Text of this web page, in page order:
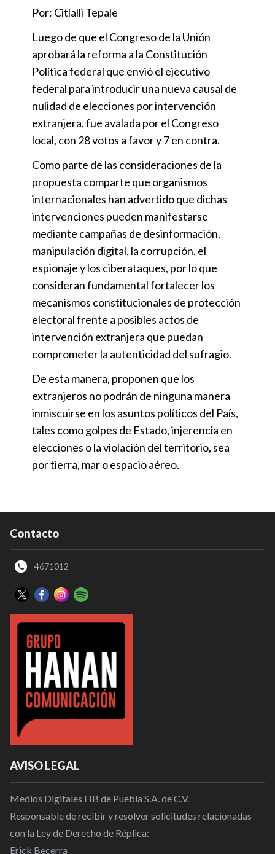
Por: Citlalli Tepale
Luego de que el Congreso de la Unión
aprobará la reforma a la Constitución
Política federal que envió el ejecutivo
federal para introducir una nueva causal de
nulidad de elecciones por intervención
extranjera, fue avalada por el Congreso
local, con 28 votos a favor y 7 en contra.
Como parte de las consideraciones de la
propuesta comparte que organismos
internacionales han advertido que dichas
intervenciones pueden manifestarse
mediante campañas de desinformación,
manipulación digital, la corrupción, el
espionaje y los ciberataques, por lo que
consideran fundamental fortalecer los
mecanismos constitucionales de protección
electoral frente a posibles actos de
intervención extranjera que puedan
comprometer la autenticidad del sufragio.
De esta manera, proponen que los
extranjeros no podrán de ninguna manera
inmiscuirse en los asuntos políticos del País,
tales como golpes de Estado, injerencia en
elecciones o la violación del territorio, sea
por tierra, mar o espacio aéreo.
Contacto
4671012
AVISO LEGAL
Medios Digitales HB de Puebla S.A. de C.V.
Responsable de recibir y resolver solicitudes relacionadas
con la Ley de Derecho de Réplica:
Erick Becerra